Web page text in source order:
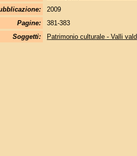
2009
Pagine:
381-383
Soggetti:
Patrimonio culturale - Valli